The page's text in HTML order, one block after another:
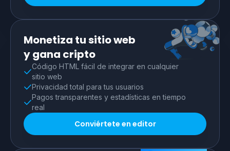
Monetiza tu sitio web
y gana cripto
Código HTML fácil de integrar en cualquier
sitio web
Privacidad total para tus usuarios
Pagos transparentes y estadísticas en tiempo
real
Conviértete en editor